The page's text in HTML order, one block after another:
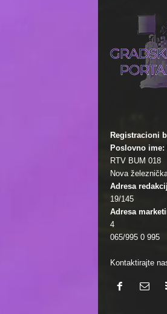
Registracioni
Poslovno ime:
RTV BUM 018
Nova
Adresa
19/145
Adresa
4
065/995 0 995
Kontaktirajte